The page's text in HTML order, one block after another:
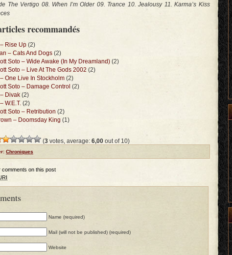
The Vertigo 08. When I’m Older 09. Trance 10. Jealousy 11. Karma’s Kiss
recommandés
– Rise Up (2)
– Cats And Dogs (2)
Soto – Wide Awake (In My Dreamland) (2)
Soto – Live At The Gods 2002 (2)
– One Live In Stockholm (2)
Soto – Damage Control (2)
Divak (2)
W.E.T. (2)
Soto – Retribution (2)
– Doomsday King (1)
(3 votes, average: 6,00 out of 10)
Chroniques
comments on this post
Name (required)
Mail (will not be published) (required)
Website